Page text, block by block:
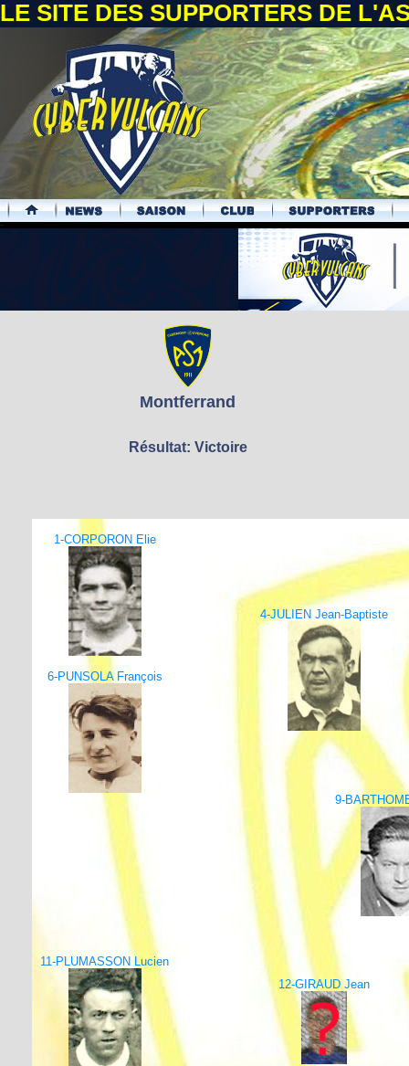
LE SITE DES SUPPORTERS DE
.
Montferrand
Résultat: Victoire
1-CORPORON Elie
4-JULIEN Jean-Baptiste
6-PUNSOLA François
9-
11-PLUMASSON Lucien
12-GIRAUD Jean